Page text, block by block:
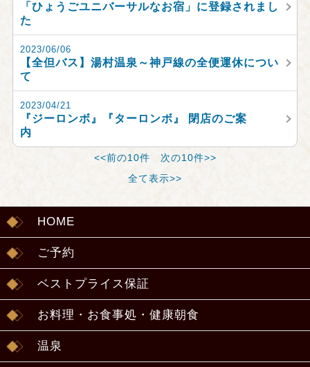
「ひょうごユニバーサルなお宿」に登録されまし
た
2023/06/06
【全但バス】湯村温泉～神戸線の全便運休につい
て
2023/04/21
『ジーロンボ』『ターロンボ』 閉店のご案
内
<<前の10件
次の10件>>
全て表示>>
HOME
ご予約
ベストプライス保証
お料理・お食事処・健康朝食
温泉